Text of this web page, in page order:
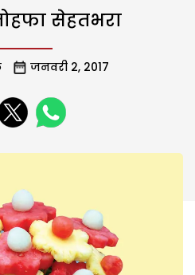
सेहतभरा
जनवरी 2, 2017